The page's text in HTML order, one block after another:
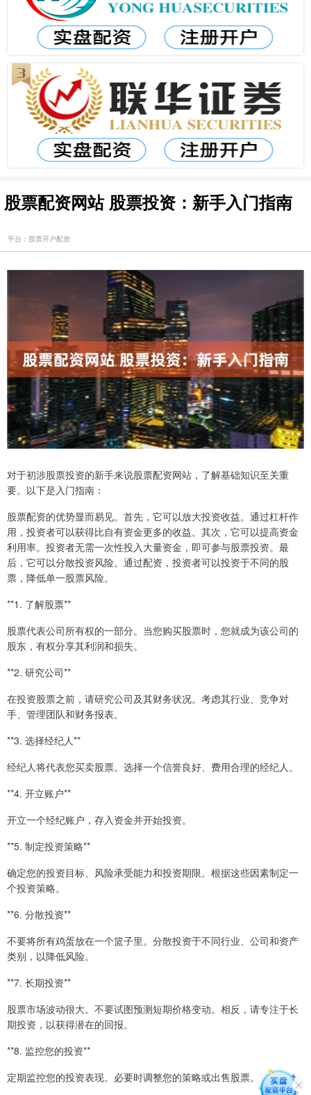
股票配资网站 股票投资：新手入门指南
平台：股票开户配资
对于初涉股票投资的新手来说股票配资网站，了解基础知识至关重
要。以下是入门指南：
股票配资的优势显而易见。首先，它可以放大投资收益。通过杠杆作
用，投资者可以获得比自有资金更多的收益。其次，它可以提高资金
利用率。投资者无需一次性投入大量资金，即可参与股票投资。最
后，它可以分散投资风险。通过配资，投资者可以投资于不同的股
票，降低单一股票风险。
**1. 了解股票**
股票代表公司所有权的一部分。当您购买股票时，您就成为该公司的
股东，有权分享其利润和损失。
**2. 研究公司**
在投资股票之前，请研究公司及其财务状况。考虑其行业、竞争对
手、管理团队和财务报表。
**3. 选择经纪人**
经纪人将代表您买卖股票。选择一个信誉良好、费用合理的经纪人。
**4. 开立账户**
开立一个经纪账户，存入资金并开始投资。
**5. 制定投资策略**
确定您的投资目标、风险承受能力和投资期限。根据这些因素制定一
个投资策略。
**6. 分散投资**
不要将所有鸡蛋放在一个篮子里。分散投资于不同行业、公司和资产
类别，以降低风险。
**7. 长期投资**
股票市场波动很大。不要试图预测短期价格变动。相反，请专注于长
期投资，以获得潜在的回报。
**8. 监控您的投资**
定期监控您的投资表现。必要时调整您的策略或出售股票。